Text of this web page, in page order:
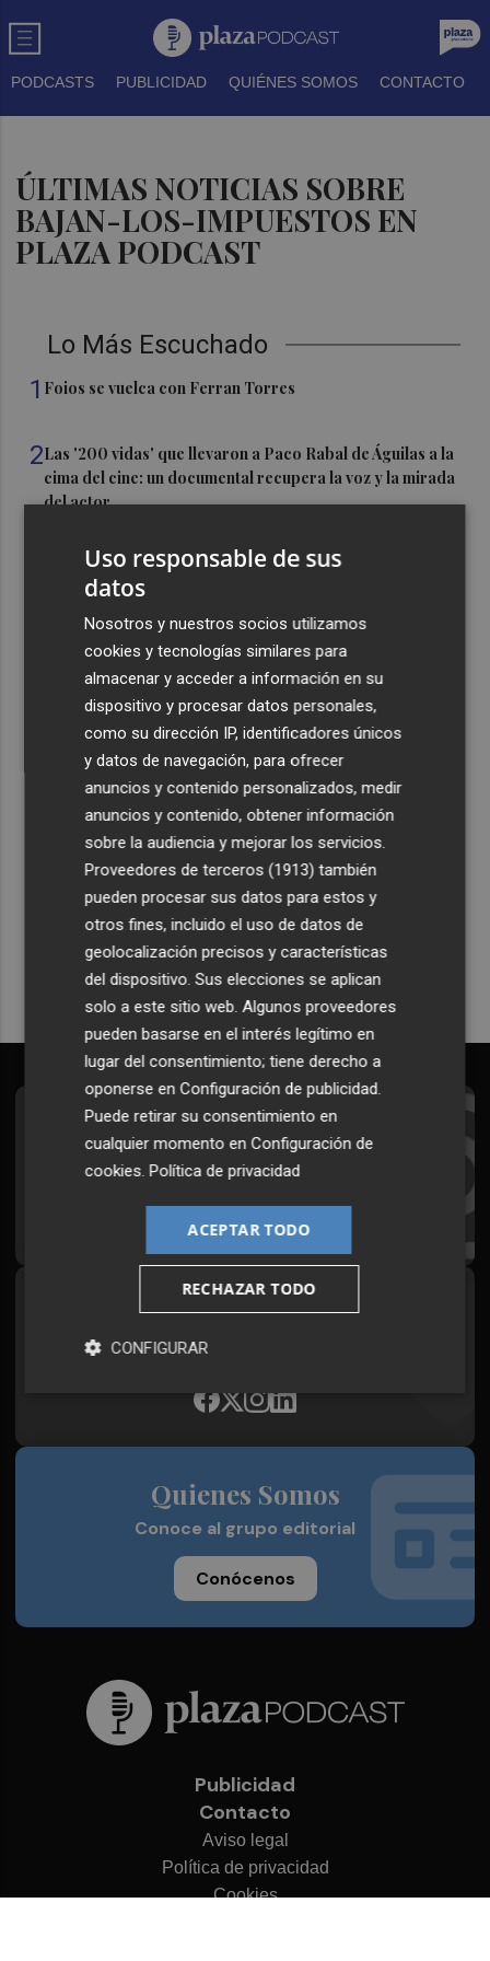
PODCASTS PUBLICIDAD QUIÉNES SOMOS CONTACTO
ÚLTIMAS NOTICIAS SOBRE
BAJAN-LOS-IMPUESTOS EN
PLAZA PODCAST
Lo Más Escuchado
1 Foios se vuelca con Ferran Torres
2Las '200 vidas' que llevaron a Paco Rabal de Águilas a la
cima del cine: un documental recupera la voz y la mirada
del actor
la Eredivisie
en las fiestas para la Ufece y conciertos en valenciano
El Ibex 35 sube un 2% la primera semana de agosto tras
conquistar los históricos 20.000 puntos
Recibe toda la actualidad de
Plaza Podcast en tu correo
Quiero suscribirme
Suscríbete al Boletín
Todos los días a primera hora en tu email
Síguenos en redes
Plaza Podcast, desde cualquier medio
Quienes Somos
Conoce al grupo editorial
Conócenos
Publicidad
Contacto
Aviso legal
Política de privacidad
Cookies
Uso responsable de sus
datos
Nosotros y nuestros socios utilizamos
cookies y tecnologías similares para
almacenar y acceder a información en su
dispositivo y procesar datos personales,
como su dirección IP, identificadores únicos
y datos de navegación, para ofrecer
anuncios y contenido personalizados, medir
anuncios y contenido, obtener información
sobre la audiencia y mejorar los servicios.
Proveedores de terceros (1913) también
pueden procesar sus datos para estos y
otros fines, incluido el uso de datos de
geolocalización precisos y características
del dispositivo. Sus elecciones se aplican
solo a este sitio web. Algunos proveedores
pueden basarse en el interés legítimo en
lugar del consentimiento; tiene derecho a
oponerse enConfiguración de publicidad.
Puede retirar su consentimiento en
cualquier momento enConfiguración de
cookies.Política de privacidad
ACEPTAR TODO
RECHAZAR TODO
CONFIGURAR